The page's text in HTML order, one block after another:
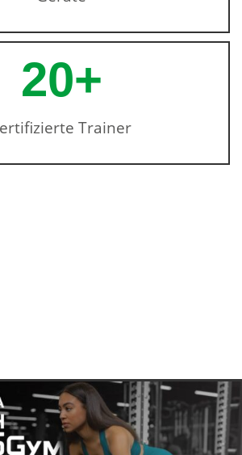
Trainer
20+